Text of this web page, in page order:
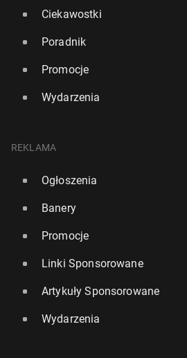
Ciekawostki
Poradnik
Promocje
Wydarzenia
REKLAMA
Ogłoszenia
Banery
Promocje
Linki Sponsorowane
Artykuły Sponsorowane
Wydarzenia